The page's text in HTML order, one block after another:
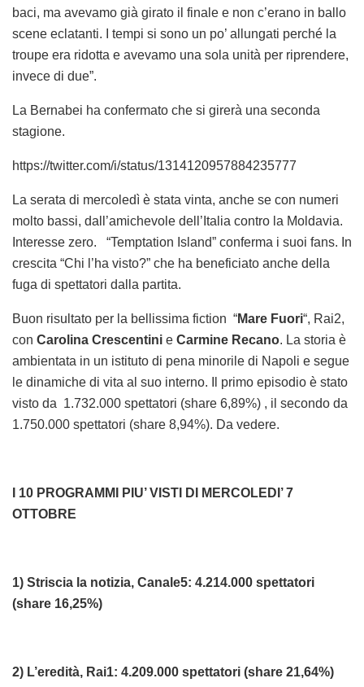
baci, ma avevamo già girato il finale e non c’erano in ballo
scene eclatanti. I tempi si sono un po’ allungati perché la
troupe era ridotta e avevamo una sola unità per riprendere,
invece di due”.
La Bernabei ha confermato che si girerà una seconda
stagione.
https://twitter.com/i/status/1314120957884235777
La serata di mercoledì è stata vinta, anche se con numeri
molto bassi, dall’amichevole dell’Italia contro la Moldavia.
Interesse zero. “Temptation Island” conferma i suoi fans. In
crescita “Chi l’ha visto?” che ha beneficiato anche della
fuga di spettatori dalla partita.
Buon risultato per la bellissima fiction “Mare Fuori“, Rai2,
con Carolina Crescentini e Carmine Recano. La storia è
ambientata in un istituto di pena minorile di Napoli e segue
le dinamiche di vita al suo interno. Il primo episodio è stato
visto da 1.732.000 spettatori (share 6,89%) , il secondo da
1.750.000 spettatori (share 8,94%). Da vedere.
I 10 PROGRAMMI PIU’ VISTI DI MERCOLEDI’ 7
OTTOBRE
1) Striscia la notizia, Canale5: 4.214.000 spettatori
(share 16,25%)
2) L’eredità, Rai1: 4.209.000 spettatori (share 21,64%)